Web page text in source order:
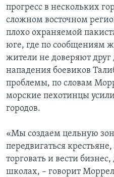
прогресс в нескольких
сложном восточном
плохо охраняемой
юге, где по сообщениям
жители не доверяют друг
нападения боевиков
проблемы, по словам
морские пехотинцы
городов.
«Мы создаем цельную
передвигаться
торговать и вести
школах, – говорит